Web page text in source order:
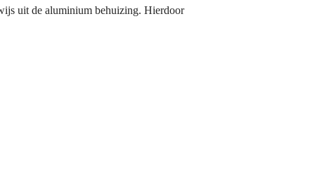
uit de aluminium behuizing. Hierdoor